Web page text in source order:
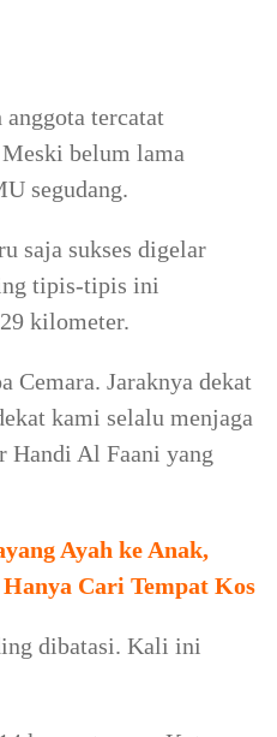
tercatat
belum lama
segudang.
saja sukses digelar
tipis-tipis ini
kilometer.
Cemara. Jaraknya dekat
kami selalu menjaga
Handi Al Faani yang
Ayah ke Anak,
Cari Tempat Kos
dibatasi. Kali ini